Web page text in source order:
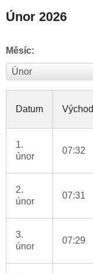
Únor 2026
Měsíc:
Datum Východ
1.
únor
07:32
2.
únor
07:31
3.
únor
07:29